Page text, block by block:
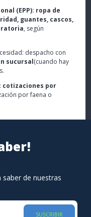
(EPP): ropa de
guantes, cascos,
, según
despacho con
sucursal(cuando hay
cotizaciones por
por faena o
de nuestras
SUSCRIBIR